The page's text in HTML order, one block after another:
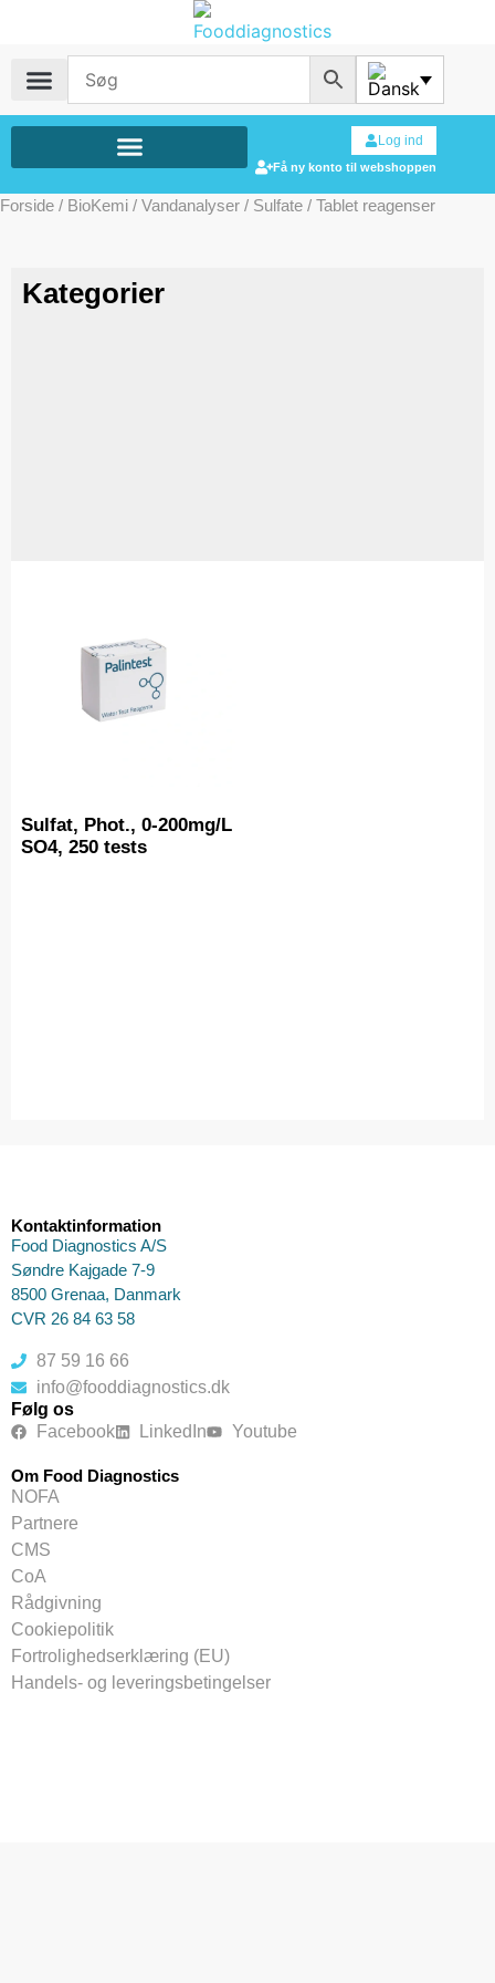
Log ind
Få ny konto til webshoppen
Forside / BioKemi / Vandanalyser / Sulfate / Tablet reagenser
Kategorier
Sulfat, Phot., 0-200mg/L
SO4, 250 tests
Kontaktinformation
Food Diagnostics A/S
Søndre Kajgade 7-9
8500 Grenaa, Danmark
CVR 26 84 63 58
87 59 16 66
info@fooddiagnostics.dk
Følg os
Facebook
LinkedIn Youtube
Om Food Diagnostics
NOFA
Partnere
CMS
CoA
Rådgivning
Cookiepolitik
Fortrolighedserklæring (EU)
Handels- og leveringsbetingelser